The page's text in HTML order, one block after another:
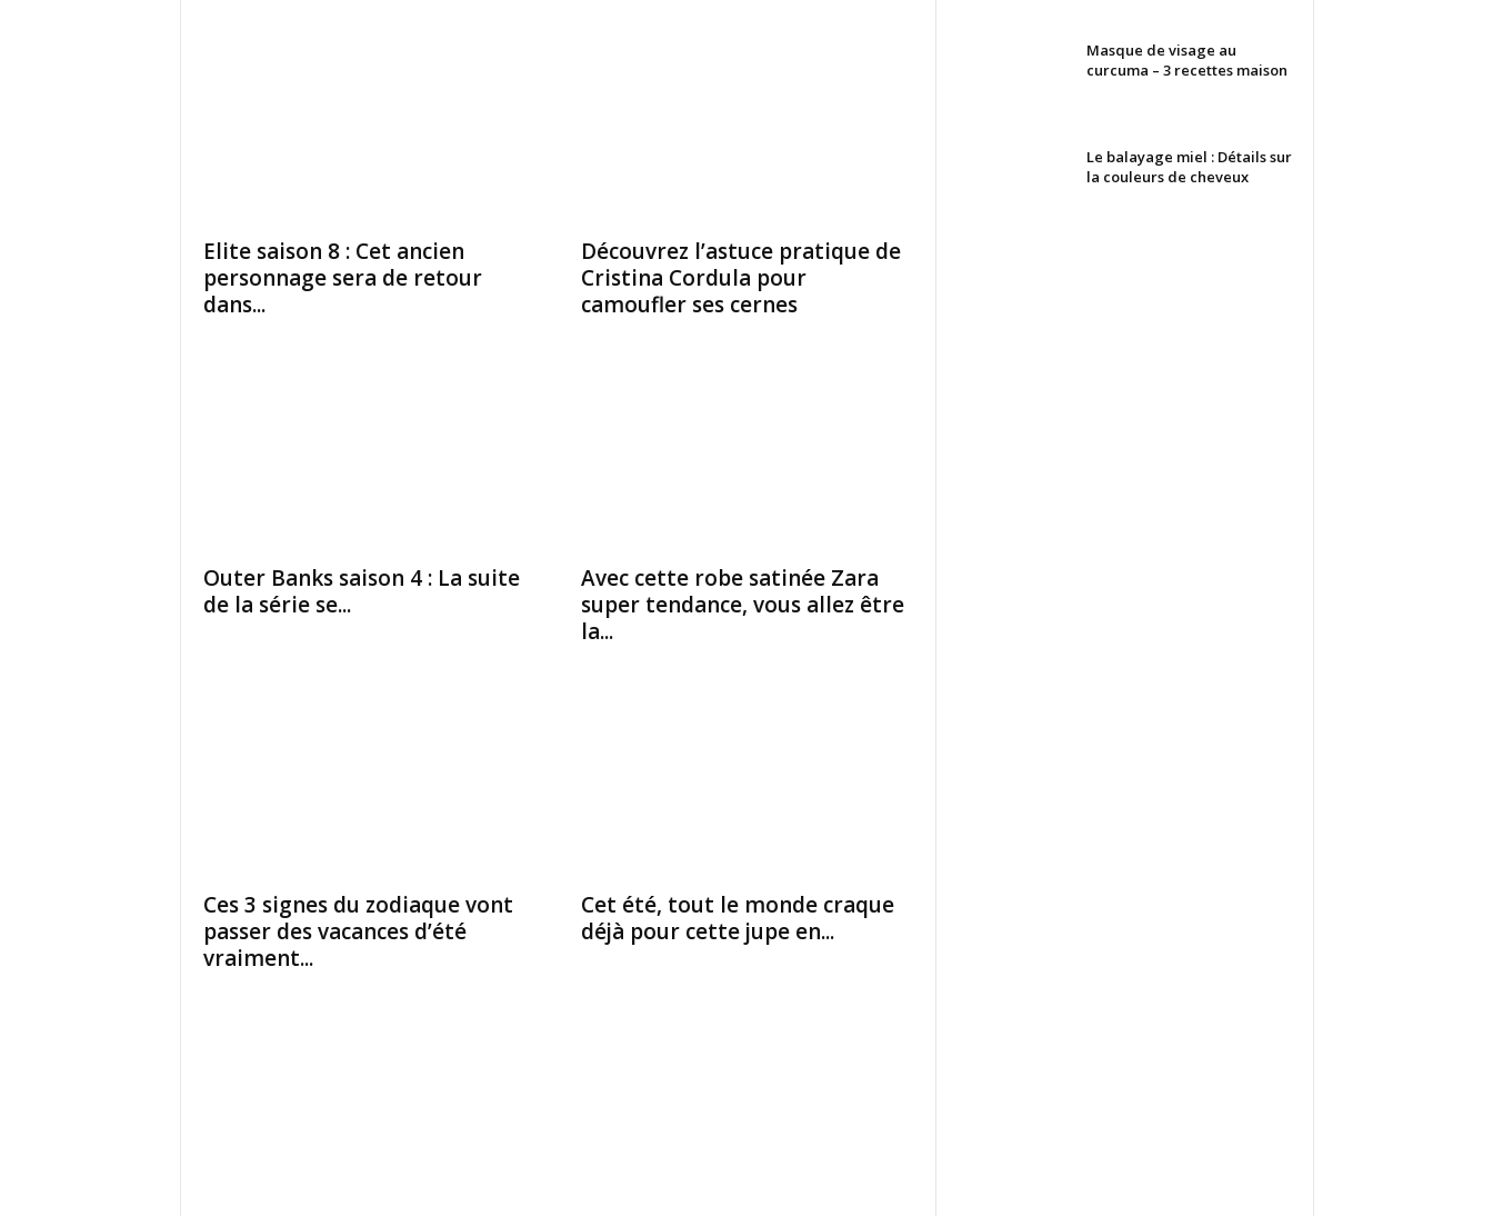
Elite saison 8 : Cet ancien
personnage sera de retour
dans...
Découvrez l’astuce pratique de
Cristina Cordula pour
camoufler ses cernes
Outer Banks saison 4 : La suite
de la série se...
Avec cette robe satinée Zara
super tendance, vous allez être
la...
Ces 3 signes du zodiaque vont
passer des vacances d’été
vraiment...
Cet été, tout le monde craque
déjà pour cette jupe en...
Masque de visage au
curcuma – 3 recettes maison
Le balayage miel : Détails sur
la couleurs de cheveux